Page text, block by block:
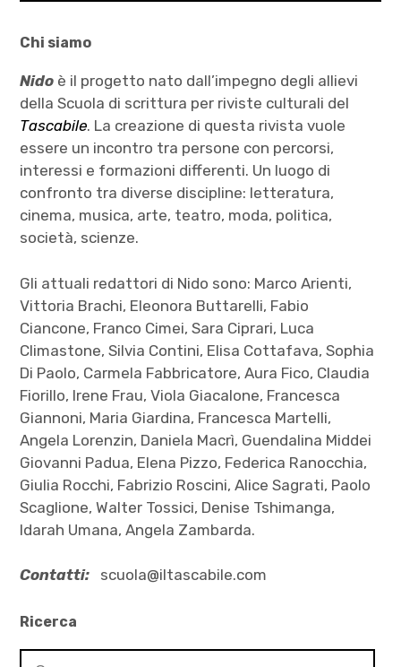
Chi siamo
Nido è il progetto nato dall’impegno degli allievi
della Scuola di scrittura per riviste culturali del
Tascabile. La creazione di questa rivista vuole
essere un incontro tra persone con percorsi,
interessi e formazioni differenti. Un luogo di
confronto tra diverse discipline: letteratura,
cinema, musica, arte, teatro, moda, politica,
società, scienze.
Gli attuali redattori di Nido sono: Marco Arienti,
Vittoria Brachi, Eleonora Buttarelli, Fabio
Ciancone, Franco Cimei, Sara Ciprari, Luca
Climastone, Silvia Contini, Elisa Cottafava, Sophia
Di Paolo, Carmela Fabbricatore, Aura Fico, Claudia
Fiorillo, Irene Frau, Viola Giacalone, Francesca
Giannoni, Maria Giardina, Francesca Martelli,
Angela Lorenzin, Daniela Macrì, Guendalina Middei
Giovanni Padua, Elena Pizzo, Federica Ranocchia,
Giulia Rocchi, Fabrizio Roscini, Alice Sagrati, Paolo
Scaglione, Walter Tossici, Denise Tshimanga,
Idarah Umana, Angela Zambarda.
Contatti: scuola@iltascabile.com
Ricerca